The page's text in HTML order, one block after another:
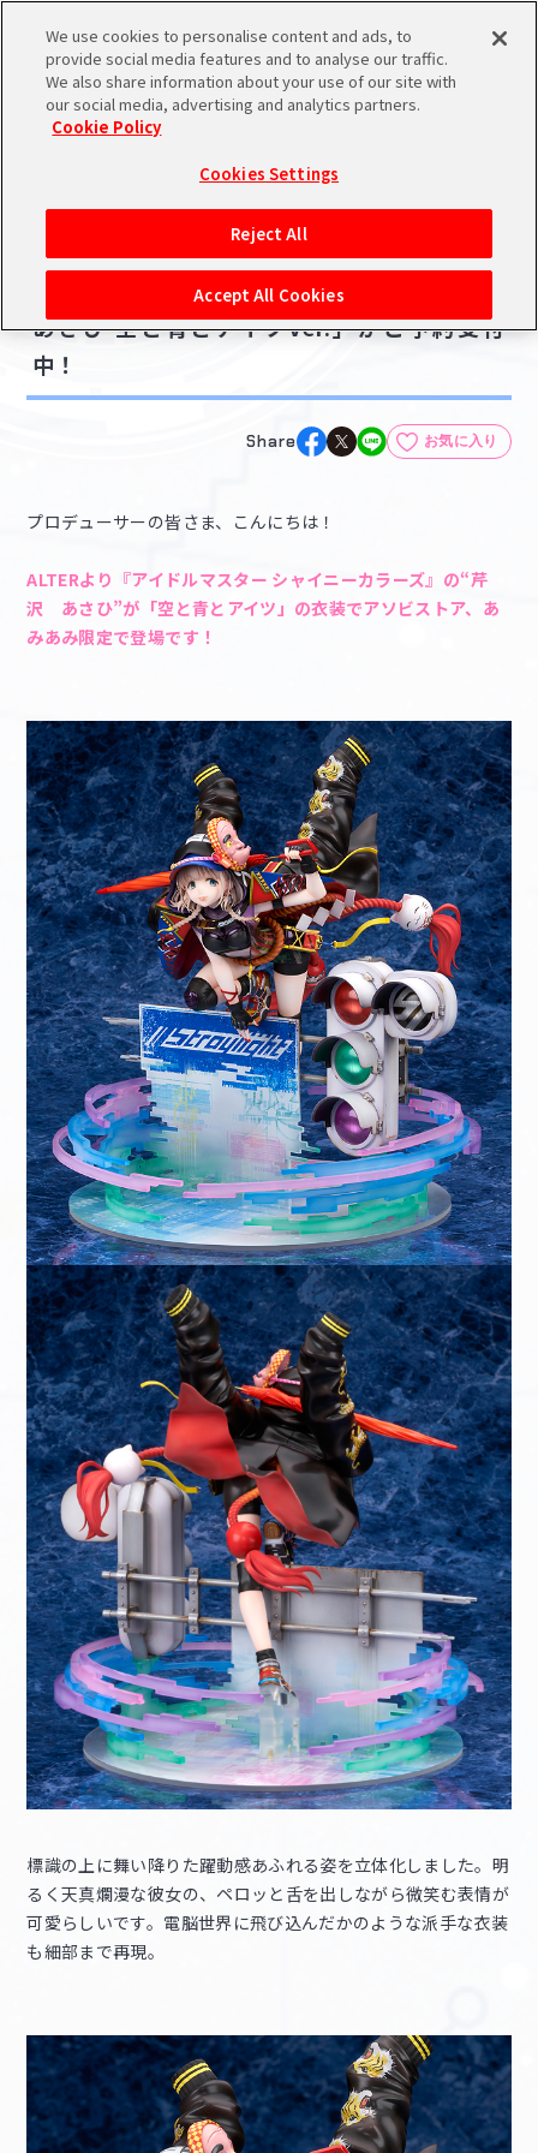
スケジュール 検索
バンダイナムコIDで
アイドルマスター ポータルへの登録について
シリアルコード・
あいことば
活動履歴
閲覧履歴・購入履歴
お気に入り
マイスケジュール
マイデスク設定変更 バンダイナムコID Link設定
ニュース
グッズ
2022.07.26
【シャニマス】1/7スケールフィギュア「芹沢
あさひ 空と青とアイツVer.」がご予約受付
中！
Share お気に入り
プロデューサーの皆さま、こんにちは！
ALTERより『アイドルマスター シャイニーカラーズ』の“芹
沢 あさひ”が「空と青とアイツ」の衣装でアソビストア、あ
みあみ限定で登場です！
標識の上に舞い降りた躍動感あふれる姿を立体化しました。明
るく天真爛漫な彼女の、ペロッと舌を出しながら微笑む表情が
可愛らしいです。電脳世界に飛び込んだかのような派手な衣装
も細部まで再現。
We use cookies to personalise content and ads, to
provide social media features and to analyse our traffic.
We also share information about your use of our site with
our social media, advertising and analytics partners.
Cookie Policy
Cookies Settings
Reject All
Accept All Cookies